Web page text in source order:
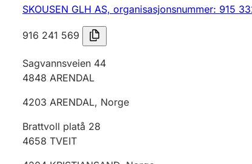
SKOUSEN GLH AS, organisasjonsnummer: 915
916 241 569
Sagvannsveien 44
4848 ARENDAL
4203 ARENDAL, Norge
Brattvoll platå 28
4658 TVEIT